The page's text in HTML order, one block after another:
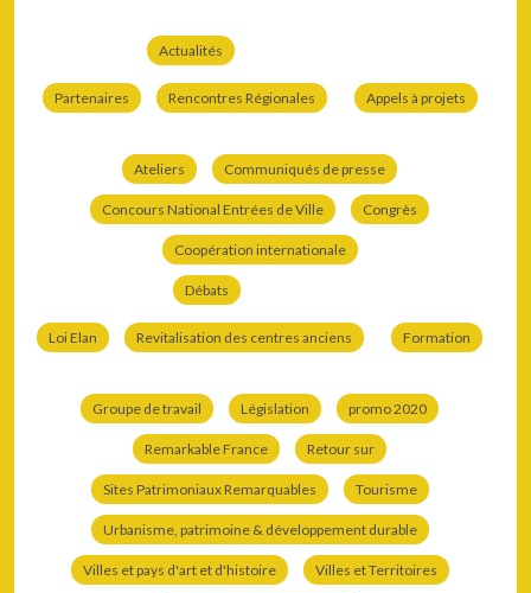
Actualités
Partenaires Rencontres Régionales Appels à projets
Ateliers Communiqués de presse
Concours National Entrées de Ville Congrès
Coopération internationale
Débats
Loi Elan Revitalisation des centres anciens Formation
Groupe de travail Législation promo 2020
Remarkable France Retour sur
Sites Patrimoniaux Remarquables Tourisme
Urbanisme, patrimoine & développement durable
Villes et pays d'art et d'histoire Villes et Territoires